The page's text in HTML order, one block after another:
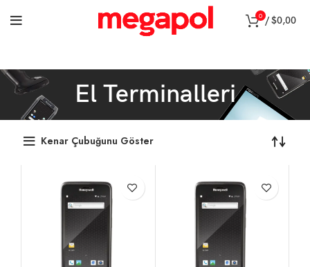
0 /$0,00
El Terminalleri
Kenar Çubuğunu Göster